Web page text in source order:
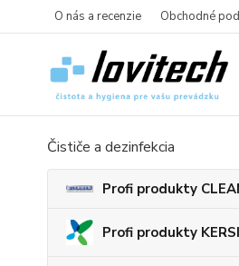
O nás a recenzie Obchodné
Čističe a dezinfekcia
Profi produkty
Profi produkty